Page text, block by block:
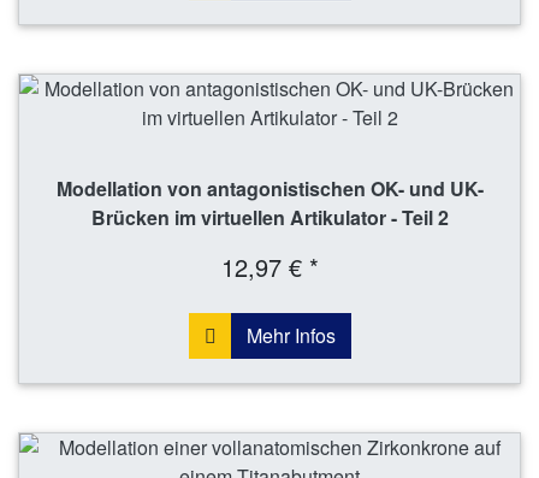
Modellation von antagonistischen OK- und UK-
Brücken im virtuellen Artikulator - Teil 2
12,97 € *
Mehr Infos